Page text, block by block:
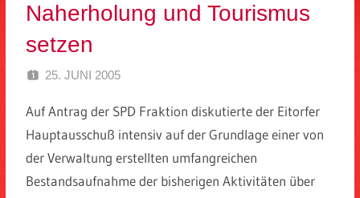
Naherholung und Tourismus
setzen
25. JUNI 2005
Auf Antrag der SPD Fraktion diskutierte der Eitorfer
Hauptausschuß intensiv auf der Grundlage einer von
der Verwaltung erstellten umfangreichen
Bestandsaufnahme der bisherigen Aktivitäten über